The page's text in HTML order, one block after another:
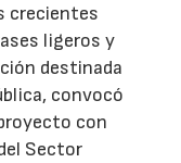
crecientes
ligeros y
destinada
convocó
con
Sector